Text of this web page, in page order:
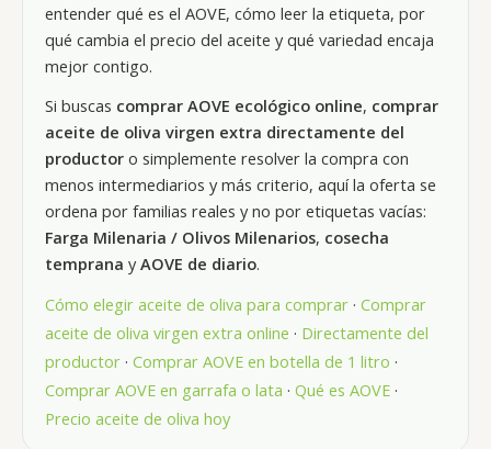
entender qué es el AOVE, cómo leer la etiqueta, por
qué cambia el precio del aceite y qué variedad encaja
mejor contigo.
Si buscas comprar AOVE ecológico online, comprar
aceite de oliva virgen extra directamente del
productor o simplemente resolver la compra con
menos intermediarios y más criterio, aquí la oferta se
ordena por familias reales y no por etiquetas vacías:
Farga Milenaria / Olivos Milenarios, cosecha
temprana yAOVE de diario.
Cómo elegir aceite de oliva para comprar · Comprar
aceite de oliva virgen extra online · Directamente del
productor · Comprar AOVE en botella de 1 litro ·
Comprar AOVE en garrafa o lata · Qué es AOVE ·
Precio aceite de oliva hoy